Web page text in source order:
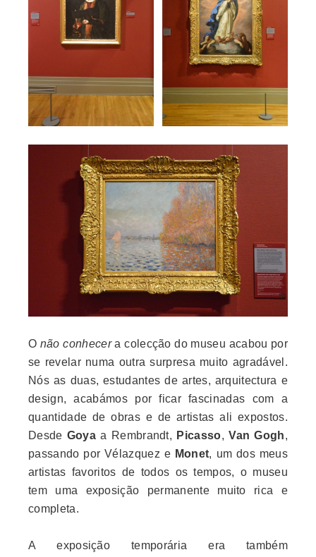
O não conhecera colecção do museu acabou por
se revelar numa outra surpresa muito agradável.
Nós as duas, estudantes de artes, arquitectura e
design, acabámos por ficar fascinadas com a
quantidade de obras e de artistas ali expostos.
Desde Goya a Rembrandt, Picasso,Van Gogh,
passando por Vélazquez e Monet, um dos meus
artistas favoritos de todos os tempos, o museu
tem uma exposição permanente muito rica e
completa.
A exposição temporária era também